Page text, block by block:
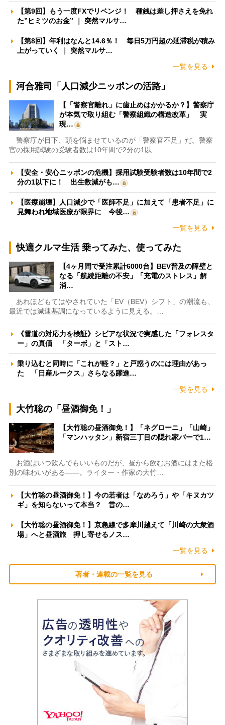
【第9回】もう一度FXでリベンジ！ 種銭は差し押さえを免れ
た”ヒミツのお金” ｜ 突然マルサ…
【第8回】年利はなんと14.6％！ 毎日5万円超の延滞税が積み
上がっていく ｜ 突然マルサ…
一覧を見る
河合雅司「人口減少ニッポンの活路」
【「警察官離れ」に歯止めはかかるか？】警察庁
が本気で取り組む「警察組織の構造改革」 実
現…
警察庁が目下、頭を悩ませているのが「警察官不足」だ。警察
官の採用試験の受験者数は10年間で2分の1以…
【安全・安心ニッポンの危機】採用試験受験者数は10年間で2
分の1以下に！ 出生数減がも…
【医療崩壊】人口減少で「医師不足」に加えて「患者不足」に
見舞われ地域医療が限界に 今後…
一覧を見る
快適クルマ生活 乗ってみた、使ってみた
【4ヶ月間で受注累計6000台】BEV普及の障壁と
なる「航続距離の不安」「充電のストレス」解
消…
あれほどもてはやされていた「EV（BEV）シフト」の潮流も、
最近では減速基調になっているように見える。…
《雪道の対応力を検証》シビアな状況で実感した「フォレスタ
ー」の真価 「ターボ」と「スト…
乗り込むと同時に「これが軽？」と戸惑うのには理由があっ
た 「日産ルークス」さらなる躍進…
一覧を見る
大竹聡の「昼酒御免！」
【大竹聡の昼酒御免！】「ネグローニ」「山崎」
「マンハッタン」新宿三丁目の隠れ家バーで1…
お酒はいつ飲んでもいいものだが、昼から飲むお酒にはまた格
別の味わいがある――。ライター・作家の大竹…
【大竹聡の昼酒御免！】今の若者は「なめろう」や「キヌカツ
ギ」を知らないって本当？ 昔の…
【大竹聡の昼酒御免！】京急線で多摩川越えて「川崎の大衆酒
場」へと昼酒旅 押し寄せるノス…
一覧を見る
著者・連載の一覧を見る